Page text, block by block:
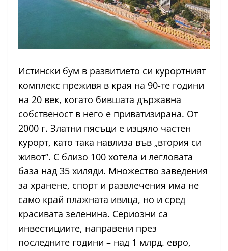
Истински бум в развитието си курортният
комплекс преживя в края на 90-те години
на 20 век, когато бившата държавна
собственост в него е приватизирана. От
2000 г. Златни пясъци е изцяло частен
курорт, като така навлиза във „втория си
живот”. С близо 100 хотела и легловата
база над 35 хиляди. Множество заведения
за хранене, спорт и развлечения има не
само край плажната ивица, но и сред
красивата зеленина. Сериозни са
инвестициите, направени през
последните години – над 1 млрд. евро,